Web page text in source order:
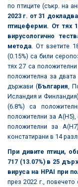
по птиците (съкр. на
2023 г. от 31
птицеферми. От тях
вирусологично
метода . От взетите
(0.15%) са били
тях 27 са
положителна за
държави (България ,
Исландия и
(6.8%) са
положителни за A(H5),
положителни за
констатирани в 14
При дивите птици,
717 (13.07%) в 25
вируса на HPAI при
през 2022 г.,